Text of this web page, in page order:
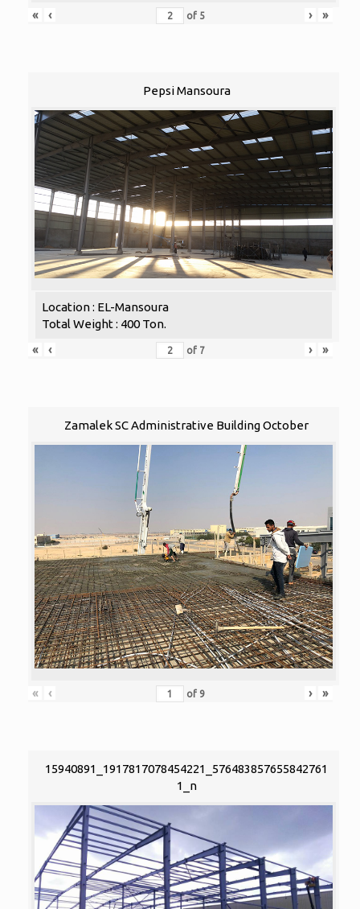
« ‹ of 5 › »
Pepsi Mansoura
Location : EL-Mansoura
Total Weight : 400 Ton.
«
‹ of 7 › »
Zamalek SC Administrative Building October
« ‹ of 9 › »
15940891_1917817078454221_576483857655842761
1_n